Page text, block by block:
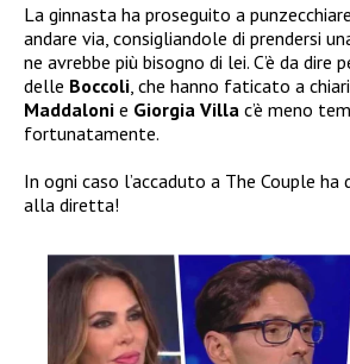
La ginnasta ha proseguito a
andare via, consigliandole di prendersi
ne avrebbe più bisogno di lei. C’è da dire
delle Boccoli , che hanno faticato a
Maddaloni e Giorgia Villa c’è meno
fortunatamente.
In ogni caso l’accaduto a The Couple ha
alla diretta!